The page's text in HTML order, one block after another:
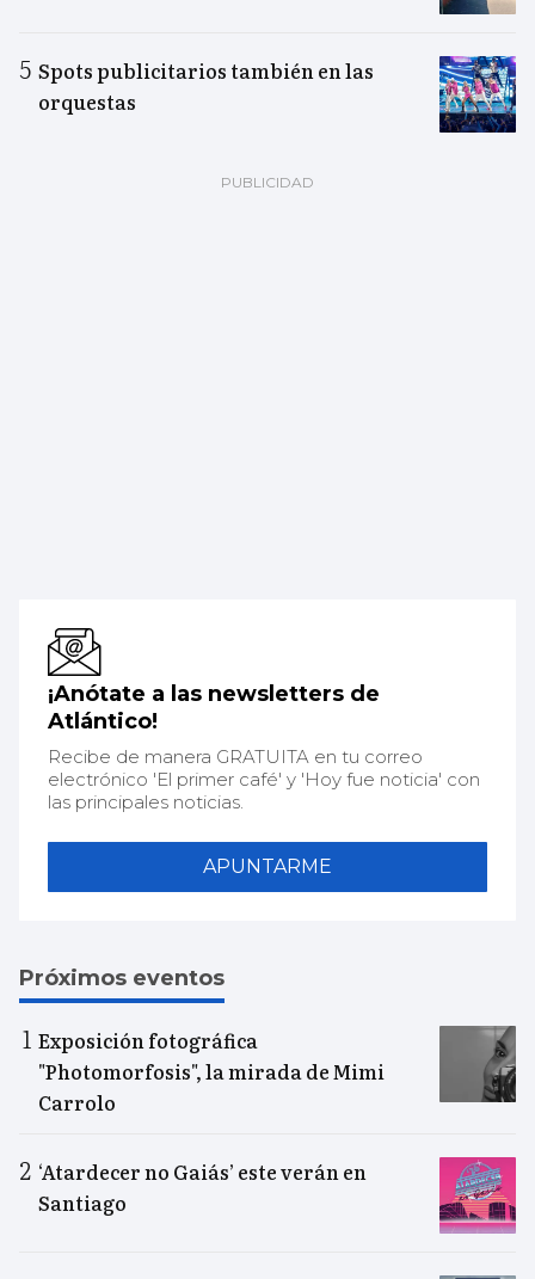
Spots publicitarios también en las
orquestas
¡Anótate a las newsletters de
Atlántico!
Recibe de manera GRATUITA en tu correo
electrónico 'El primer café' y 'Hoy fue noticia' con
las principales noticias.
APUNTARME
Próximos eventos
Exposición fotográfica
"Photomorfosis", la mirada de Mimi
Carrolo
‘Atardecer no Gaiás’ este verán en
Santiago